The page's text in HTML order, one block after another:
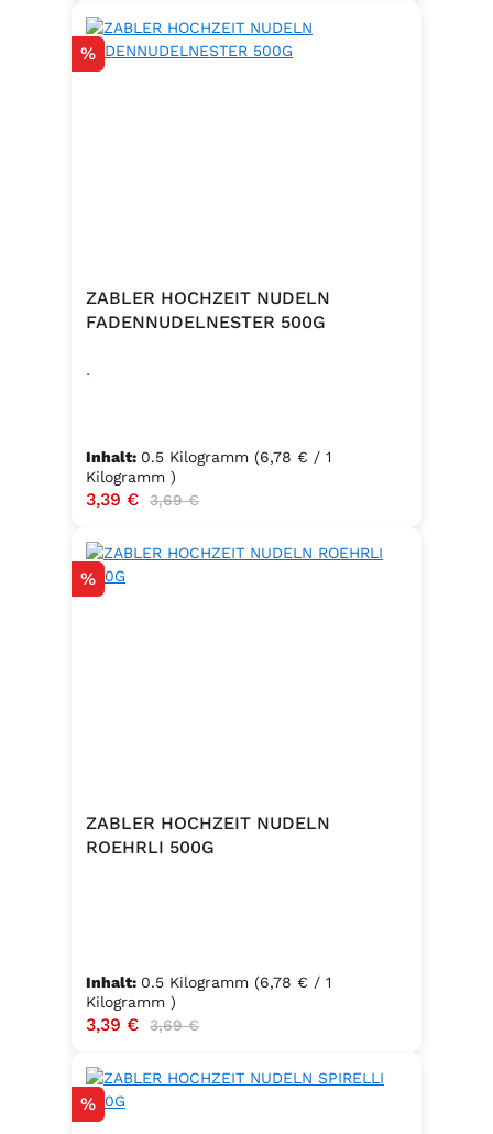
Rabatt
%
ZABLER HOCHZEIT NUDELN
FADENNUDELNESTER 500G
.
Inhalt: 0.5 Kilogramm (6,78 € / 1
Kilogramm )
Verkaufspreis:
3,39 € Regulärer Preis:
3,69 €
Rabatt
%
ZABLER HOCHZEIT NUDELN
ROEHRLI 500G
Inhalt: 0.5 Kilogramm (6,78 € / 1
Kilogramm )
Verkaufspreis:
3,39 € Regulärer Preis:
3,69 €
Rabatt
%